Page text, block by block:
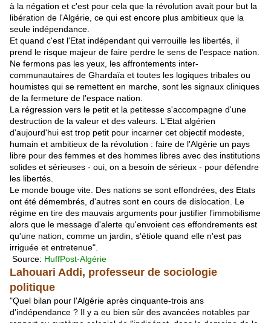
à la négation et c'est pour cela que la révolution avait pour but la
libération de l'Algérie, ce qui est encore plus ambitieux que la
seule indépendance.
Et quand c'est l'Etat indépendant qui verrouille les libertés, il
prend le risque majeur de faire perdre le sens de l'espace nation.
Ne fermons pas les yeux, les affrontements inter-
communautaires de Ghardaïa et toutes les logiques tribales ou
houmistes qui se remettent en marche, sont les signaux cliniques
de la fermeture de l'espace nation.
La régression vers le petit et la petitesse s'accompagne d'une
destruction de la valeur et des valeurs. L'Etat algérien
d'aujourd'hui est trop petit pour incarner cet objectif modeste,
humain et ambitieux de la révolution : faire de l'Algérie un pays
libre pour des femmes et des hommes libres avec des institutions
solides et sérieuses - oui, on a besoin de sérieux - pour défendre
les libertés.
Le monde bouge vite. Des nations se sont effondrées, des Etats
ont été démembrés, d'autres sont en cours de dislocation. Le
régime en tire des mauvais arguments pour justifier l'immobilisme
alors que le message d'alerte qu'envoient ces effondrements est
qu'une nation, comme un jardin, s'étiole quand elle n'est pas
irriguée et entretenue".
Source: HuffPost-Algérie
Lahouari Addi, professeur de sociologie
politique
"Quel bilan pour l'Algérie après cinquante-trois ans
d'indépendance ? Il y a eu bien sûr des avancées notables par